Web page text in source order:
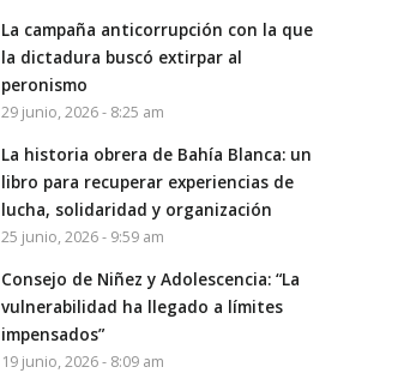
La campaña anticorrupción con la que
la dictadura buscó extirpar al
peronismo
29 junio, 2026 - 8:25 am
La historia obrera de Bahía Blanca: un
libro para recuperar experiencias de
lucha, solidaridad y organización
25 junio, 2026 - 9:59 am
Consejo de Niñez y Adolescencia: “La
vulnerabilidad ha llegado a límites
impensados”
19 junio, 2026 - 8:09 am